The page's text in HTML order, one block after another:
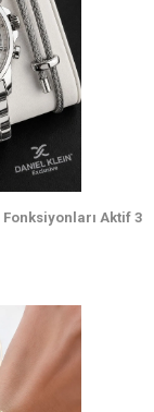
Aktif 3
EDK.2.14440-1